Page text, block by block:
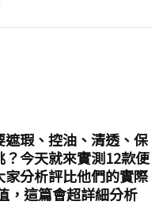
瑕、控油、清透、保
今天就來實測12款便
分析評比他們的實際
，這篇會超詳細分析